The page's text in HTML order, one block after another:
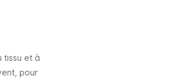
tissu et à
pour